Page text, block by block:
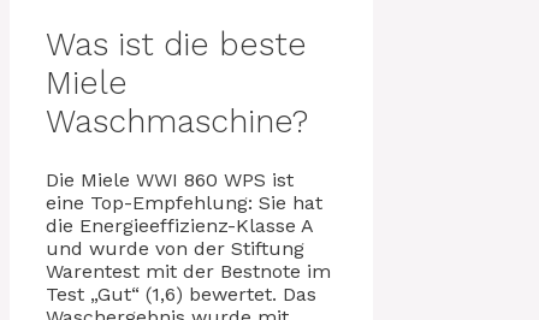
Was ist die beste
Miele
Waschmaschine?
Die Miele WWI 860 WPS ist
eine Top-Empfehlung: Sie hat
die Energieeffizienz-Klasse A
und wurde von der Stiftung
Warentest mit der Bestnote im
Test „Gut“ (1,6) bewertet. Das